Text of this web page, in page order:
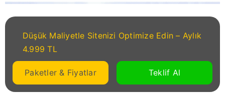
Düşük Maliyetle Sitenizi Optimize Edin – Aylık
4.999 TL
Paketler & Fiyatlar Teklif Al